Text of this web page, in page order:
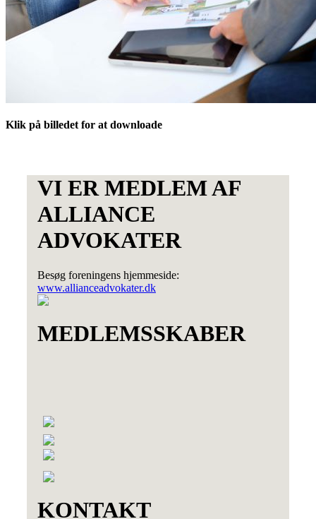
Klik på billedet for at downloade
VI ER MEDLEM AF
ALLIANCE
ADVOKATER
Besøg foreningens hjemmeside:
www.allianceadvokater.dk
MEDLEMSSKABER
KONTAKT